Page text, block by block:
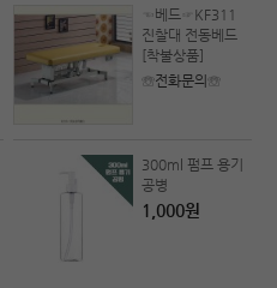
☜베드☞KF311
진찰대 전동베드
[착불상품]
☏전화문의☏
300ml 펌프 용기
공병
1,000원